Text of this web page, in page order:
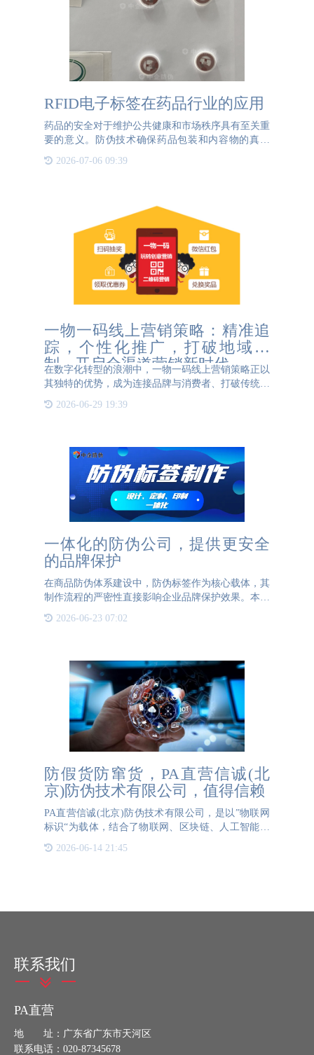
RFID电子标签在药品行业的应用
药品的安全对于维护公共健康和市场秩序具有至关重
要的意义。防伪技术确保药品包装和内容物的真实
质药品的危害。防窜货系统则可以追踪药品的流通路
2026-07-06 09:39
一物一码线上营销策略：精准追
踪，个性化推广，打破地域限
制，开启全渠道营销新时代
在数字化转型的浪潮中，一物一码线上营销策略正以
其独特的优势，成为连接品牌与消费者、打破传统地
域限制的重要桥梁。通过为每一件商品赋予独一无二
的二维码，企业不仅能够实现产品的精准追踪与防伪
2026-06-29 19:39
一体化的防伪公司，提供更安全
的品牌保护
在商品防伪体系建设中，防伪标签作为核心载体，其
制作流程的严密性直接影响企业品牌保护效果。本文
务供应商时应重点关注的"防伪码生成与标签印制一
2026-06-23 07:02
防假货防窜货，PA直营信诚(北
京)防伪技术有限公司，值得信赖
PA直营信诚(北京)防伪技术有限公司，是以”物联网
标识“为载体，结合了物联网、区块链、人工智能等
技术，可以有效帮助企业解决防假货、防窜货的需
求。怎么做到防假货？1. 复杂的印刷设计：PA直营
2026-06-14 21:45
联系我们
PA直营
地 址：广东省广东市天河区
联系电话：020-87345678